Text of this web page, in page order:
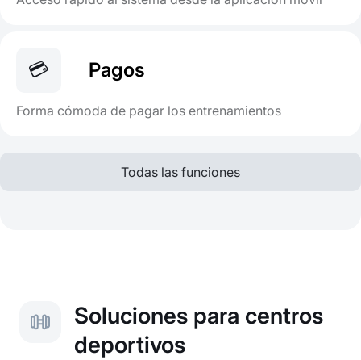
💳 Pagos
Forma cómoda de pagar los entrenamientos
Todas las funciones
Soluciones para centros
deportivos